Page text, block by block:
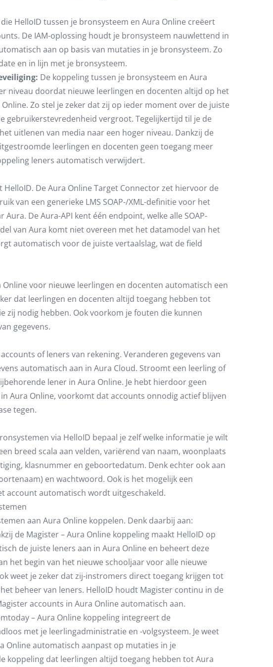
HelloID tussen je bronsysteem en Aura Online creëert
De IAM-oplossing houdt je bronsysteem nauwlettend in
aan op basis van mutaties in je bronsysteem. Zo
en in lijn met je bronsysteem.
De koppeling tussen je bronsysteem en Aura
niveau doordat nieuwe leerlingen en docenten altijd op het
Zo stel je zeker dat zij op ieder moment over de juiste
gebruikerstevredenheid vergroot. Tegelijkertijd til je de
uitlenen van media naar een hoger niveau. Dankzij de
leerlingen en docenten geen toegang meer
leners automatisch verwijdert.
De Aura Online Target Connector zet hiervoor de
van een generieke LMS SOAP-/XML-definitie voor het
De Aura-API kent één endpoint, welke alle SOAP-
van Aura komt niet overeen met het datamodel van het
automatisch voor de juiste vertaalslag, wat de field
voor nieuwe leerlingen en docenten automatisch een
dat leerlingen en docenten altijd toegang hebben tot
zij nodig hebben. Ook voorkom je fouten die kunnen
gegevens.
of leners van rekening. Veranderen gegevens van
automatisch aan in Aura Cloud. Stroomt een leerling of
lener in Aura Online. Je hebt hierdoor geen
Aura Online, voorkomt dat accounts onnodig actief blijven
tegen.
via HelloID bepaal je zelf welke informatie je wilt
breed scala aan velden, variërend van naam, woonplaats
klasnummer en geboortedatum. Denk echter ook aan
en wachtwoord. Ook is het mogelijk een
account automatisch wordt uitgeschakeld.
aan Aura Online koppelen. Denk daarbij aan:
de Magister – Aura Online koppeling maakt HelloID op
de juiste leners aan in Aura Online en beheert deze
het begin van het nieuwe schooljaar voor alle nieuwe
weet je zeker dat zij-instromers direct toegang krijgen tot
beheer van leners. HelloID houdt Magister continu in de
accounts in Aura Online automatisch aan.
– Aura Online koppeling integreert de
met je leerlingadministratie en -volgsysteem. Je weet
Online automatisch aanpast op mutaties in je
koppeling dat leerlingen altijd toegang hebben tot Aura